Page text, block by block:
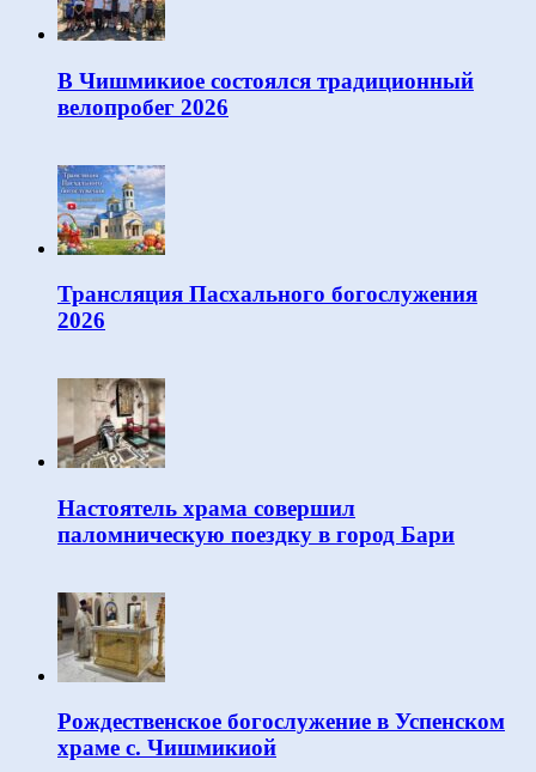
В Чишмикиое состоялся традиционный
велопробег 2026
Трансляция Пасхального богослужения
2026
Настоятель храма совершил
паломническую поездку в город Бари
Рождественское богослужение в Успенском
храме с. Чишмикиой